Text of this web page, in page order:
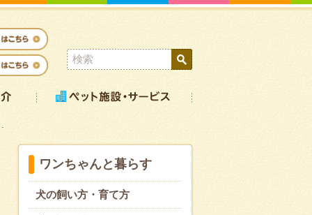
ワンちゃんと暮らす
犬の飼い方・育て方